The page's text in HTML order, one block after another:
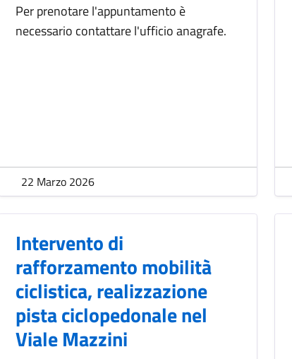
Per prenotare l'appuntamento è
necessario contattare l'ufficio anagrafe.
22 Marzo 2026
Intervento di
rafforzamento mobilità
ciclistica, realizzazione
pista ciclopedonale nel
Viale Mazzini